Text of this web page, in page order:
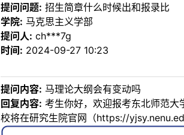
提问问题: 招生简章什么时候出和报录比
学院: 马克思主义学部
提问人: ch***7g
时间: 2024-09-27 10:23
提问内容: 马理论大纲会有变动吗
回复内容: 考生你好，欢迎报考东北师范
校将在研究生院官网（https://